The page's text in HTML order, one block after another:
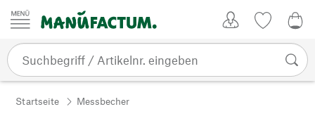
Zum Inhalt springen
Startseite Messbecher